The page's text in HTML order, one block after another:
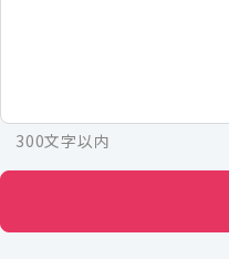
300文字以内